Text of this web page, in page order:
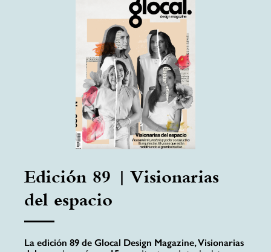
Edición 89 | Visionarias
del espacio
La edición 89 de Glocal Design Magazine, Visionarias